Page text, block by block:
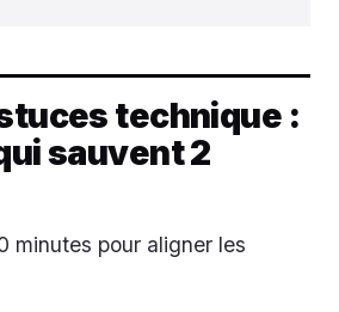
technique :
sauvent 2
minutes pour aligner les